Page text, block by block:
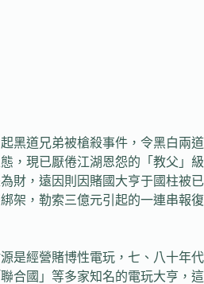
道兄弟被槍殺事件，令黑白兩道
，現已厭倦江湖恩怨的「教父」級
財，遠因則因賭國大亨于國柱被已
架，勒索三億元引起的一連串報復
經營賭博性電玩，七、八十年代
合國」等多家知名的電玩大亨，這